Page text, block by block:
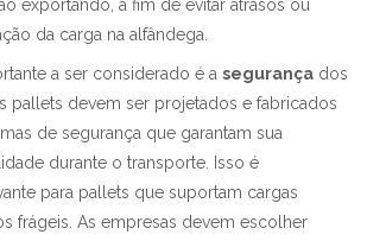
exportando, a fim de evitar atrasos ou
da carga na alfândega.
a ser considerado é asegurança dos
pallets devem ser projetados e fabricados
de segurança que garantam sua
durante o transporte. Isso é
para pallets que suportam cargas
frágeis. As empresas devem escolher